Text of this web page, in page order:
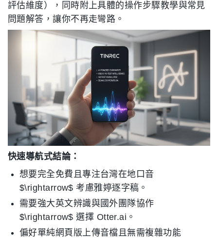
評估維度），同時附上具體的操作步驟教學與常見
問題解答，讓你不再走彎路。
快速導航式結論：
想要完全免費且專注台灣在地口音
$\rightarrow$ 考慮雅婷逐字稿。
需要強大英文辨識與國外團隊協作
$\rightarrow$ 選擇 Otter.ai。
偏好單純網頁版上傳音檔且無需複雜功能